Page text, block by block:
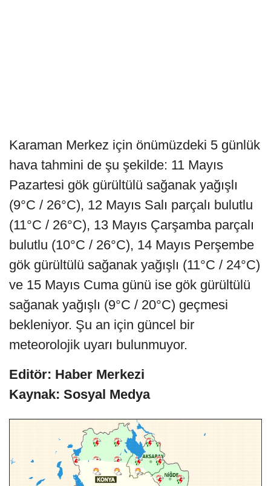
Karaman Merkez için önümüzdeki 5 günlük
hava tahmini de şu şekilde: 11 Mayıs
Pazartesi gök gürültülü sağanak yağışlı
(9°C / 26°C), 12 Mayıs Salı parçalı bulutlu
(11°C / 26°C), 13 Mayıs Çarşamba parçalı
bulutlu (10°C / 26°C), 14 Mayıs Perşembe
gök gürültülü sağanak yağışlı (11°C / 24°C)
ve 15 Mayıs Cuma günü ise gök gürültülü
sağanak yağışlı (9°C / 20°C) geçmesi
bekleniyor. Şu an için güncel bir
meteorolojik uyarı bulunmuyor.
Editör: Haber Merkezi
Kaynak: Sosyal Medya